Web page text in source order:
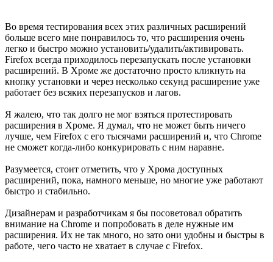
Во время тестирования всех этих различных расширений
больше всего мне понравилось то, что расширения очень
легко и быстро можно установить/удалить/активировать.
Firefox всегда приходилось перезапускать после установки
расширений. В Хроме же достаточно просто кликнуть на
кнопку установки и через несколько секунд расширение уже
работает без всяких перезапусков и лагов.
Я жалею, что так долго не мог взяться протестировать
расширения в Хроме. Я думал, что не может быть ничего
лучше, чем Firefox с его тысячами расширений и, что Chrome
не сможет когда-либо конкурировать с ним наравне.
Разумеется, стоит отметить, что у Хрома доступных
расширений, пока, намного меньше, но многие уже работают
быстро и стабильно.
Дизайнерам и разработчикам я бы посоветовал обратить
внимание на Chrome и попробовать в деле нужные им
расширения. Их не так много, но зато они удобны и быстры в
работе, чего часто не хватает в случае с Firefox.